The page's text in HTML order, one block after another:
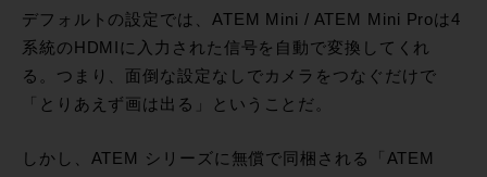
デフォルトの設定では、ATEM Mini / ATEM Mini Proは4
系統のHDMIに入力された信号を自動で変換してくれ
る。つまり、面倒な設定なしでカメラをつなぐだけで
「とりあえず画は出る」ということだ。
しかし、ATEM シリーズに無償で同梱される「ATEM